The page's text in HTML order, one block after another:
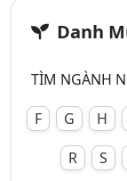
Danh
TÌM NGÀNH
F
G H
R
S